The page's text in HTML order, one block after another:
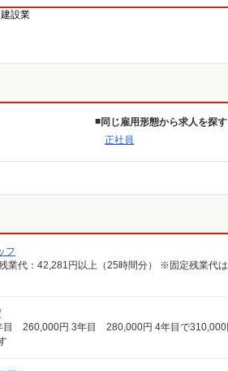
設業
同じ雇用形態から求人を探す
正社員
フ